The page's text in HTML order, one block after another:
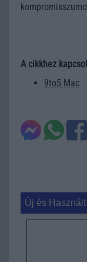
A cikkhez
9to5 Mac
Új és